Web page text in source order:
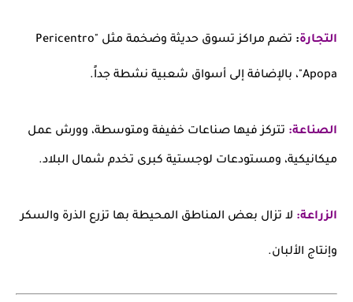
التجارة: تضم مراكز تسوق حديثة وضخمة مثل "Pericentro
Apopa"، بالإضافة إلى أسواق شعبية نشطة جداً.
الصناعة: تتركز فيها صناعات خفيفة ومتوسطة، وورش عمل
ميكانيكية، ومستودعات لوجستية كبرى تخدم شمال البلاد.
الزراعة: لا تزال بعض المناطق المحيطة بها تزرع الذرة والسكر
وإنتاج الألبان.